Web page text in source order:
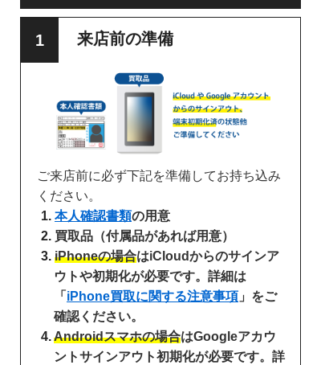
来店前の準備
ご来店前に必ず下記を準備してお持ち込み
ください。
本人確認書類の用意
買取品（付属品があれば用意）
iPhoneの場合はiCloudからのサインア
ウトや初期化が必要です。詳細は
「 iPhone買取に関する注意事項 」をご
確認ください。
Androidスマホの場合はGoogleアカウ
ントサインアウト初期化が必要です。詳